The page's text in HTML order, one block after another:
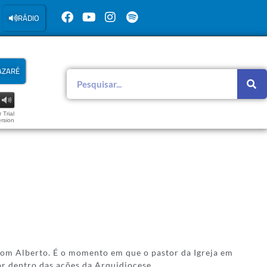
RÁDIO
Trial
Alberto. É o momento em que o pastor da Igreja em
dentro das ações da Arquidiocese.